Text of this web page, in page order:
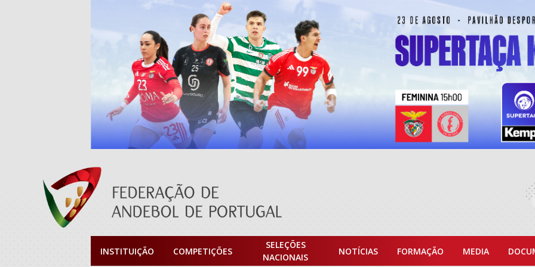
INSTITUIÇÃO COMPETIÇÕES
SELEÇÕES
NACIONAIS
NOTÍCIAS FORMAÇÃO MEDIA